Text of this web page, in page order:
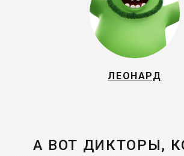
ЛЕОНАРД
А ВОТ ДИКТОРЫ,